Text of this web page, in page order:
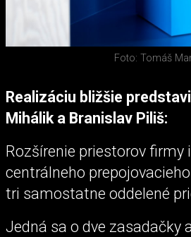
Foto: Tomáš
Realizáciu bližšie
Mihálik a Branislav Piliš:
Rozšírenie priestorov firmy
centrálneho
tri samostatne oddelené
Jedná sa o dve zasadačky